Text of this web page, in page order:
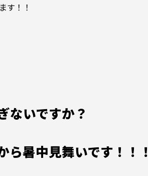
す！！
ないですか？
暑中見舞いです！！！